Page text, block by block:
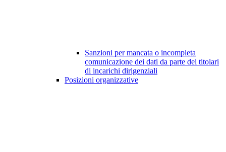
Sanzioni per mancata o incompleta
comunicazione dei dati da parte dei titolari
di incarichi dirigenziali
Posizioni organizzative